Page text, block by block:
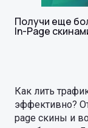
Получи еще
In-Page
Как лить
эффективно?
page скины и